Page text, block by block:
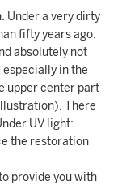
Under a very dirty
fifty years ago.
absolutely not
in the
upper center part
There
UV light:
the restoration
provide you with